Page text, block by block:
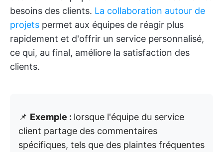
besoins des clients. La collaboration autour de
projets permet aux équipes de réagir plus
rapidement et d'offrir un service personnalisé,
ce qui, au final, améliore la satisfaction des
clients.
📌 Exemple : lorsque l'équipe du service
client partage des commentaires
spécifiques, tels que des plaintes fréquentes